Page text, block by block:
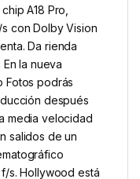
A18 Pro,
con Dolby Vision
Da rienda
la nueva
Fotos podrás
después
media velocidad
salidos de un
s. Hollywood está